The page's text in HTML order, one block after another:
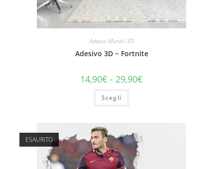
Adesivi Murali 3D
Adesivo 3D ~ Fortnite
14,90€ - 29,90€
Scegli
ESAURITO